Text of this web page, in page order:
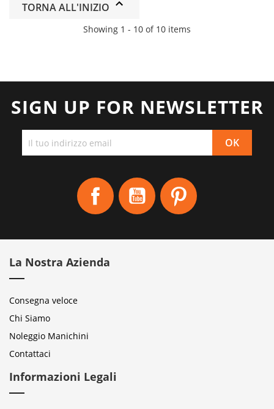
TORNA ALL'INIZIO
Showing 1 - 10 of 10 items
SIGN UP FOR NEWSLETTER
Facebook YouTube
La Nostra Azienda
Consegna veloce
Chi Siamo
Noleggio Manichini
Contattaci
Informazioni Legali